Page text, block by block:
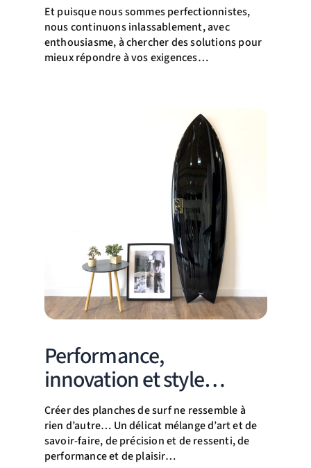
Et puisque nous sommes perfectionnistes,
nous continuons inlassablement, avec
enthousiasme, à chercher des solutions pour
mieux répondre à vos exigences…
Performance,
innovation et style…
Créer des planches de surf ne ressemble à
rien d’autre… Un délicat mélange d’art et de
savoir-faire, de précision et de ressenti, de
performance et de plaisir…